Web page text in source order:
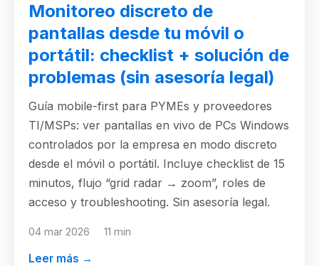
Monitoreo discreto de
pantallas desde tu móvil o
portátil: checklist + solución de
problemas (sin asesoría legal)
Guía mobile-first para PYMEs y proveedores
TI/MSPs: ver pantallas en vivo de PCs Windows
controlados por la empresa en modo discreto
desde el móvil o portátil. Incluye checklist de 15
minutos, flujo “grid radar → zoom”, roles de
acceso y troubleshooting. Sin asesoría legal.
04 mar 2026 11 min
Leer más →